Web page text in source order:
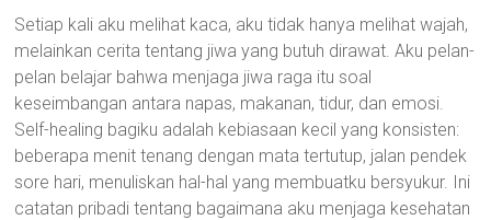
Setiap kali aku melihat kaca, aku tidak hanya melihat wajah,
melainkan cerita tentang jiwa yang butuh dirawat. Aku pelan-
pelan belajar bahwa menjaga jiwa raga itu soal
keseimbangan antara napas, makanan, tidur, dan emosi.
Self-healing bagiku adalah kebiasaan kecil yang konsisten:
beberapa menit tenang dengan mata tertutup, jalan pendek
sore hari, menuliskan hal-hal yang membuatku bersyukur. Ini
catatan pribadi tentang bagaimana aku menjaga kesehatan